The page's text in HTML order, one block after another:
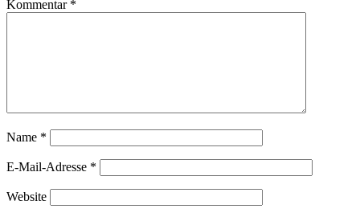
Kommentar *
Name *
E-Mail-Adresse *
Website